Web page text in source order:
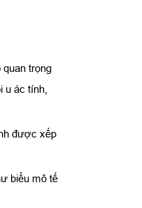
trọng
u ác tính,
được xếp
biểu mô tế